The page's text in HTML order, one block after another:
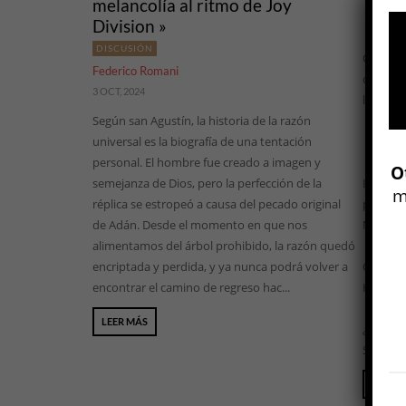
melancolía al ritmo de Joy
Division »
DISCUSIÓN
Federico Romani
3 OCT, 2024
Según san Agustín, la historia de la razón
universal es la biografía de una tentación
personal. El hombre fue creado a imagen y
semejanza de Dios, pero la perfección de la
réplica se estropeó a causa del pecado original
de Adán. Desde el momento en que nos
alimentamos del árbol prohibido, la razón quedó
encriptada y perdida, y ya nunca podrá volver a
encontrar el camino de regreso hac...
LEER MÁS
Otra
leídas.
La
Hernán
Sob...